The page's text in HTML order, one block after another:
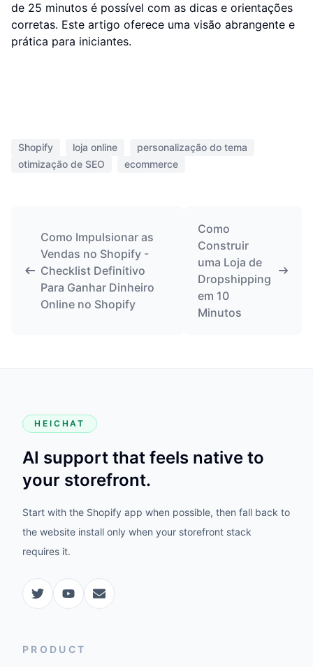
de 25 minutos é possível com as dicas e orientações
corretas. Este artigo oferece uma visão abrangente e
prática para iniciantes.
Shopify loja online
personalização do tema
otimização de SEO
ecommerce
Como Impulsionar as
Vendas no Shopify -
Checklist Definitivo
Para Ganhar Dinheiro
Online no Shopify
Como
Construir
uma Loja de
Dropshipping
em 10
Minutos
HEICHAT
AI support that feels native to
your storefront.
Start with the Shopify app when possible, then fall back to
the website install only when your storefront stack
requires it.
PRODUCT